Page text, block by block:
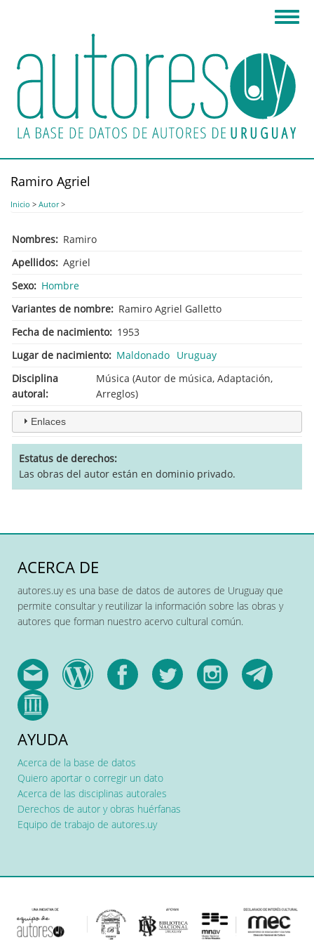
principal
Ramiro Agriel
Inicio > Autor>
Nombres
Ramiro
Apellidos Agriel
Sexo
Hombre
Variantes de nombre
Ramiro Agriel Galletto
Fecha de nacimiento
1953
Lugar de nacimiento
Maldonado Uruguay
Disciplina
autoral
Música (Autor de música, Adaptación,
Arreglos)
Enlaces
Estatus de derechos
Las obras del autor están en dominio privado.
ACERCA DE
autores.uy es una base de datos de autores de Uruguay que
permite consultar y reutilizar la información sobre las obras y
autores que forman nuestro acervo cultural común.
AYUDA
Acerca de la base de datos
Quiero aportar o corregir un dato
Acerca de las disciplinas autorales
Derechos de autor y obras huérfanas
Equipo de trabajo de autores.uy